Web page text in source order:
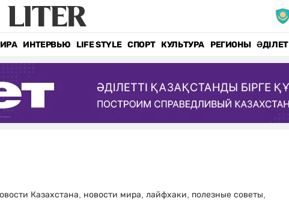
ИНТЕРВЬЮ LIFE STYLE СПОРТ КУЛЬТУРА РЕГИОНЫ ӘДІЛЕТ
Казахстана, новости мира, лайфхаки, полезные советы,